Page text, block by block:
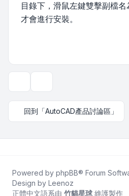
目錄下，滑鼠左鍵雙擊副檔名
才會進行安裝。
回到「AutoCAD產品討論區」
Powered by phpBB® Forum
Design by Leenoz
正體中文語系由 竹貓星球 維護製作